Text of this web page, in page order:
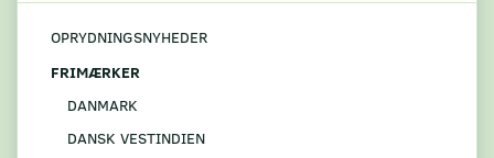
OPRYDNINGSNYHEDER
FRIMÆRKER
DANMARK
DANSK VESTINDIEN